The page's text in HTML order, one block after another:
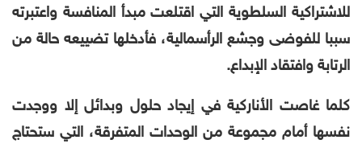
للاشتراكية السلطوية التي اقتلعت مبدأ المنافسة واعتبرته
سببا للفوضى وجشع الرأسمالية، فأدخلها تضييعه حالة من
الرتابة وافتقاد الإبداع.
كلما غاصت الأناركية في إيجاد حلول وبدائل إلا ووجدت
نفسها أمام مجموعة من الوحدات المتفرقة، التي ستحتاج